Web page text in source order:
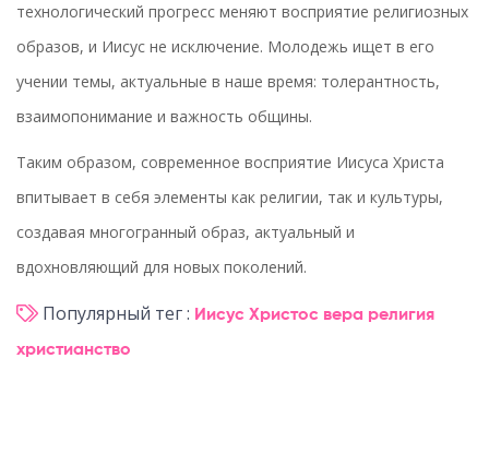
технологический прогресс меняют восприятие религиозных
образов, и Иисус не исключение. Молодежь ищет в его
учении темы, актуальные в наше время: толерантность,
взаимопонимание и важность общины.
Таким образом, современное восприятие Иисуса Христа
впитывает в себя элементы как религии, так и культуры,
создавая многогранный образ, актуальный и
вдохновляющий для новых поколений.
Популярный тег : Иисус Христос вера религия
христианство